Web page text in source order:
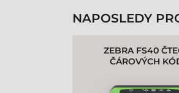
NAPOSLEDY
ZEBRA FS40
ČÁROVÝCH